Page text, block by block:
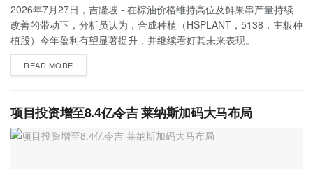
2026年7月27日，吉隆坡 - 在棕油价格维持高位及鲜果串产量持续
改善的带动下，分析员认为，合成种植（HSPLANT，5138，主板种
植股）今年盈利有望显著提升，并继续看好其未来表现。
READ MORE
项目投资增至8.4亿令吉 莱纳斯加码大马布局